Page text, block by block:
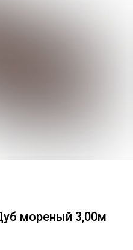
мореный 3,00м